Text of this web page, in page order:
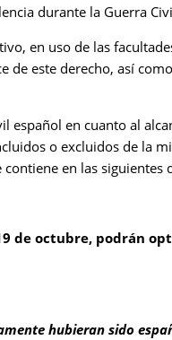
durante la Guerra
en uso de las
de este derecho, así
español en cuanto al
o excluidos de la
en las siguientes
de octubre, podrán
hubieran sido